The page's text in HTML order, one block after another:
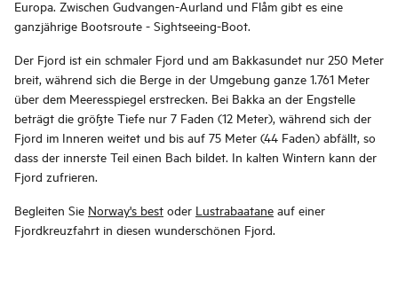
Europa. Zwischen Gudvangen-Aurland und Flåm gibt es eine
ganzjährige Bootsroute - Sightseeing-Boot.
Der Fjord ist ein schmaler Fjord und am Bakkasundet nur 250 Meter
breit, während sich die Berge in der Umgebung ganze 1.761 Meter
über dem Meeresspiegel erstrecken. Bei Bakka an der Engstelle
beträgt die größte Tiefe nur 7 Faden (12 Meter), während sich der
Fjord im Inneren weitet und bis auf 75 Meter (44 Faden) abfällt, so
dass der innerste Teil einen Bach bildet. In kalten Wintern kann der
Fjord zufrieren.
Begleiten Sie Norway's best oder Lustrabaatane auf einer
Fjordkreuzfahrt in diesen wunderschönen Fjord.